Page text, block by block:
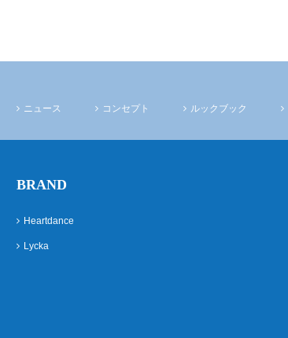
ニュース コンセプト ルックブック
BRAND
Heartdance
Lycka